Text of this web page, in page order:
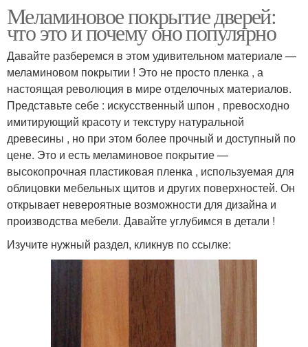
Меламиновое покрытие дверей:
что это и почему оно популярно
Давайте разберемся в этом удивительном материале —
меламиновом покрытии ! Это не просто пленка , а
настоящая революция в мире отделочных материалов.
Представьте себе : искусственный шпон , превосходно
имитирующий красоту и текстуру натуральной
древесины , но при этом более прочный и доступный по
цене. Это и есть меламиновое покрытие —
высокопрочная пластиковая пленка , используемая для
облицовки мебельных щитов и других поверхностей. Он
открывает невероятные возможности для дизайна и
производства мебели. Давайте углубимся в детали !
Изучите нужный раздел, кликнув по ссылке: